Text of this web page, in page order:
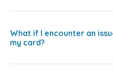
What if I encounter an
my card?